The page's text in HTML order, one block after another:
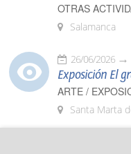
OTRAS
Salamanca
26/06/2026
Exposición El
ARTE /
Santa Marta